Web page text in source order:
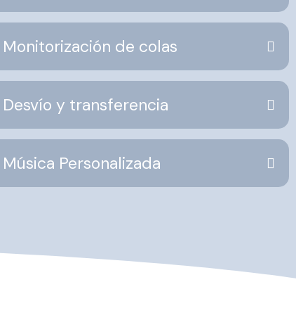
Monitorización de colas
Desvío y transferencia
Música Personalizada